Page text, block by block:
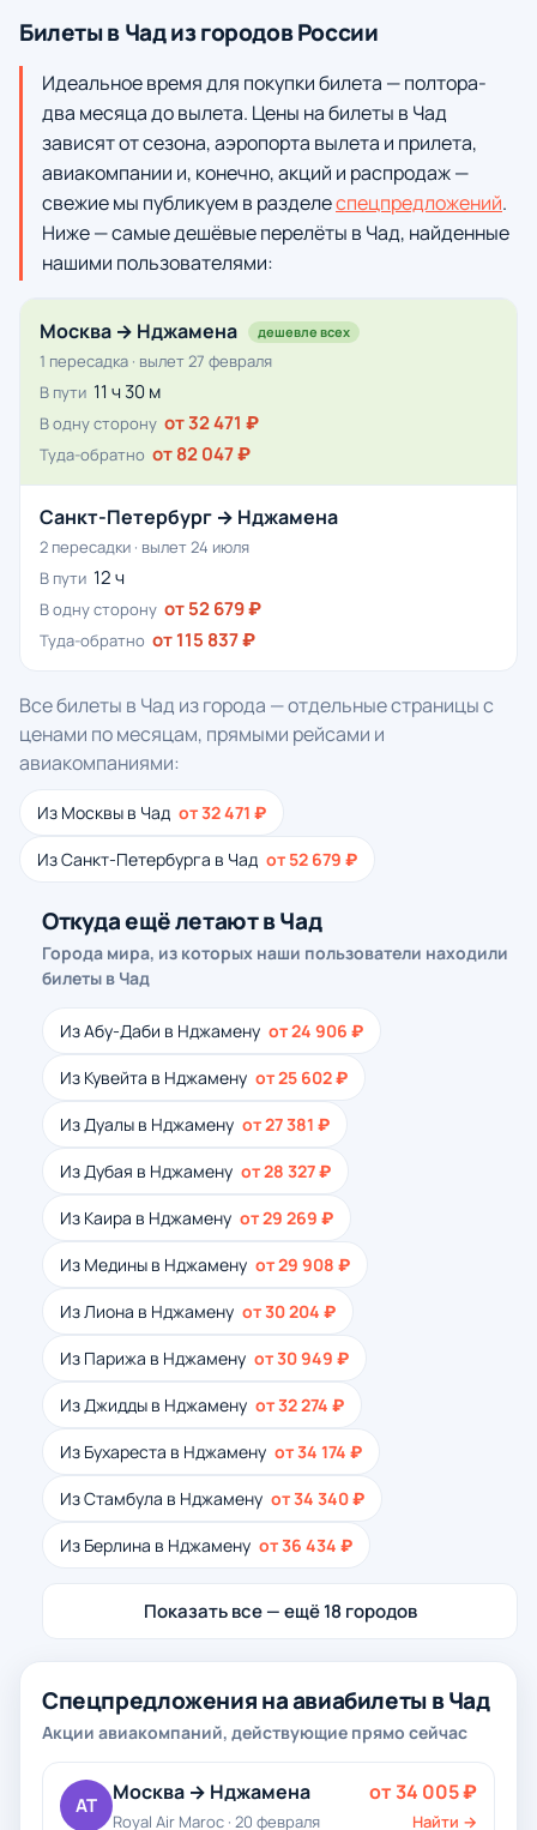
Билеты в Чад из городов России
Идеальное время для покупки билета — полтора-
два месяца до вылета. Цены на билеты в Чад
зависят от сезона, аэропорта вылета и прилета,
авиакомпании и, конечно, акций и распродаж —
свежие мы публикуем в разделеспецпредложений.
Ниже — самые дешёвые перелёты в Чад, найденные
нашими пользователями:
Москва → Нджамена дешевле всех
1 пересадка · вылет 27 февраля
В пути 11 ч 30 м
В одну сторону от 32 471 ₽
Туда-обратно от 82 047 ₽
Санкт-Петербург → Нджамена
2 пересадки · вылет 24 июля
В пути 12 ч
В одну сторону от 52 679 ₽
Туда-обратно от 115 837 ₽
Все билеты в Чад из города — отдельные страницы с
ценами по месяцам, прямыми рейсами и
авиакомпаниями:
Из Москвы в Чад от 32 471 ₽
Из Санкт-Петербурга в Чад от 52 679 ₽
Откуда ещё летают в Чад
Города мира, из которых наши пользователи находили
билеты в Чад
Из Абу-Даби в Нджамену от 24 906 ₽
Из Кувейта в Нджамену от 25 602 ₽
Из Дуалы в Нджамену от 27 381 ₽
Из Дубая в Нджамену от 28 327 ₽
Из Каира в Нджамену от 29 269 ₽
Из Медины в Нджамену от 29 908 ₽
Из Лиона в Нджамену от 30 204 ₽
Из Парижа в Нджамену от 30 949 ₽
Из Джидды в Нджамену от 32 274 ₽
Из Бухареста в Нджамену от 34 174 ₽
Из Стамбула в Нджамену от 34 340 ₽
Из Берлина в Нджамену от 36 434 ₽
Показать все — ещё 18 городов
Спецпредложения на авиабилеты в Чад
Акции авиакомпаний, действующие прямо сейчас
AT
Москва → Нджамена
Royal Air Maroc · 20 февраля
от 34 005 ₽
Найти →